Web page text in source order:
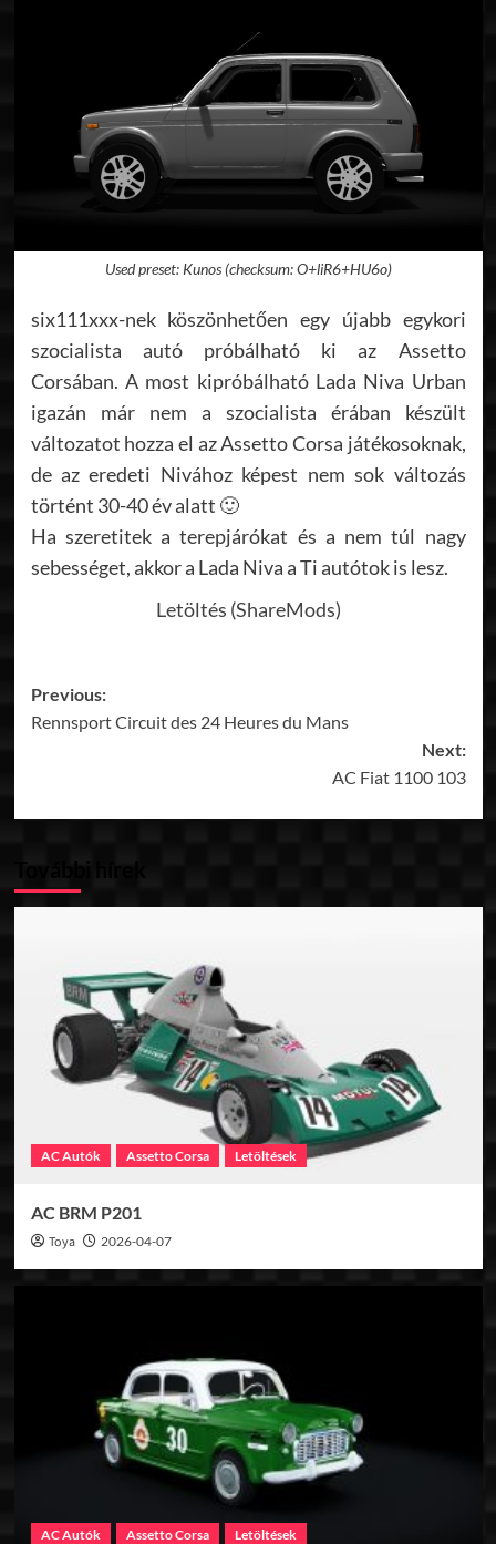
Used preset: Kunos (checksum: O+liR6+HU6o)
six111xxx-nek köszönhetően egy újabb egykori
szocialista autó próbálható ki az Assetto
Corsában. A most kipróbálható Lada Niva Urban
igazán már nem a szocialista érában készült
változatot hozza el az Assetto Corsa játékosoknak,
de az eredeti Nivához képest nem sok változás
történt 30-40 év alatt 🙂
Ha szeretitek a terepjárókat és a nem túl nagy
sebességet, akkor a Lada Niva a Ti autótok is lesz.
Letöltés (ShareMods)
Post
navigation
Previous:
Rennsport Circuit des 24 Heures du Mans
Next:
AC Fiat 1100 103
AC Autók Assetto Corsa Letöltések
AC BRM P201
Toya 2026-04-07
AC Autók Assetto Corsa Letöltések